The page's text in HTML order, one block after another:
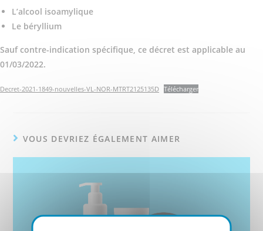
L’alcool isoamylique
Le béryllium
Sauf contre-indication spécifique, ce décret est applicable au
01/03/2022.
Decret-2021-1849-nouvelles-VL-NOR-MTRT2125135D Télécharger
VOUS DEVRIEZ ÉGALEMENT AIMER